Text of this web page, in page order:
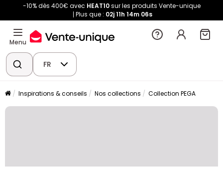
-10% dès 400€ avec HEAT10sur les produits Vente-unique
Plus que : 02j 11h 14m 06s
Menu
FR
Inspirations & conseils Nos collections Collection PEGA